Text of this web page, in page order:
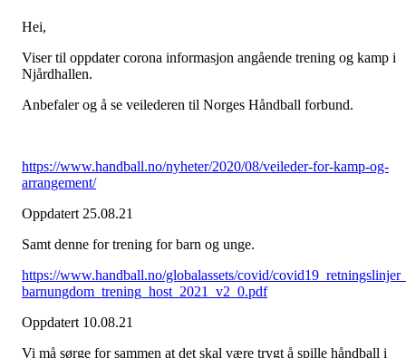
Hei,
Viser til oppdater corona informasjon angående trening og kamp i
Njårdhallen.
Anbefaler og å se veilederen til Norges Håndball forbund.
https://www.handball.no/nyheter/2020/08/veileder-for-kamp-og-
arrangement/
Oppdatert 25.08.21
Samt denne for trening for barn og unge.
https://www.handball.no/globalassets/covid/
barnungdom_trening_host_2021_v2_0.pdf
Oppdatert 10.08.21
Vi må sørge for sammen at det skal være trygt å spille håndball i